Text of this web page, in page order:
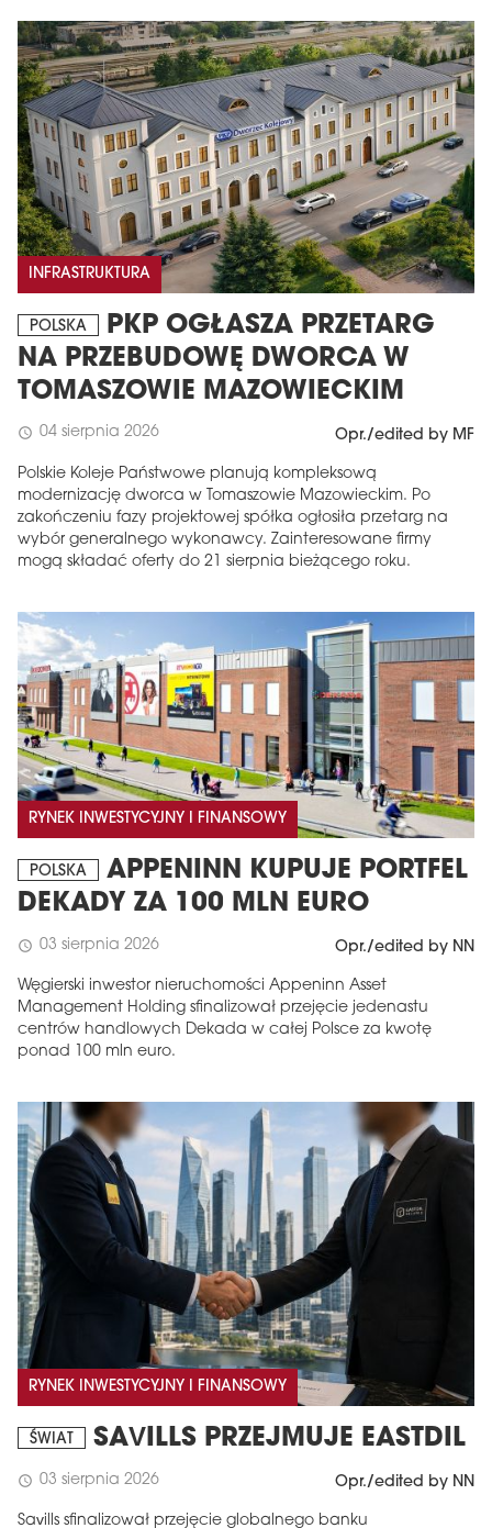
INFRASTRUKTURA
POLSKA
PKP OGŁASZA PRZETARG
NA PRZEBUDOWĘ DWORCA W
TOMASZOWIE MAZOWIECKIM
schedule 04 sierpnia 2026 Opr./edited by MF
Polskie Koleje Państwowe planują kompleksową
modernizację dworca w Tomaszowie Mazowieckim. Po
zakończeniu fazy projektowej spółka ogłosiła przetarg na
wybór generalnego wykonawcy. Zainteresowane firmy
mogą składać oferty do 21 sierpnia bieżącego roku.
RYNEK INWESTYCYJNY I FINANSOWY
POLSKA
APPENINN KUPUJE PORTFEL
DEKADY ZA 100 MLN EURO
schedule 03 sierpnia 2026 Opr./edited by NN
Węgierski inwestor nieruchomości Appeninn Asset
Management Holding sfinalizował przejęcie jedenastu
centrów handlowych Dekada w całej Polsce za kwotę
ponad 100 mln euro.
RYNEK INWESTYCYJNY I FINANSOWY
ŚWIAT SAVILLS PRZEJMUJE EASTDIL
schedule 03 sierpnia 2026 Opr./edited by NN
Savills sfinalizował przejęcie globalnego banku